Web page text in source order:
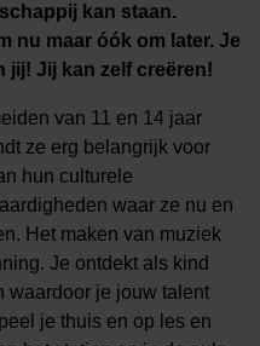
kan staan.
nu maar óók om later. Je
jij! Jij kan zelf creëren!
van 11 en 14 jaar
ze erg belangrijk voor
hun culturele
waar ze nu en
Het maken van muziek
Je ontdekt als kind
waardoor je jouw talent
je thuis en op les en